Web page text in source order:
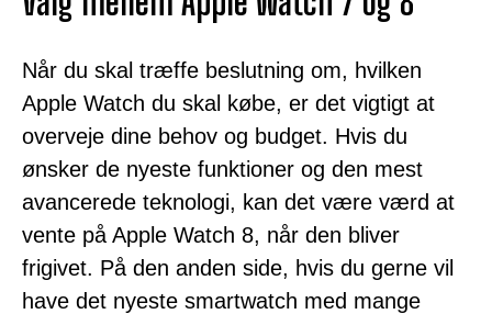
Når du skal træffe beslutning om, hvilken
Apple Watch du skal købe, er det vigtigt at
overveje dine behov og budget. Hvis du
ønsker de nyeste funktioner og den mest
avancerede teknologi, kan det være værd at
vente på Apple Watch 8, når den bliver
frigivet. På den anden side, hvis du gerne vil
have det nyeste smartwatch med mange